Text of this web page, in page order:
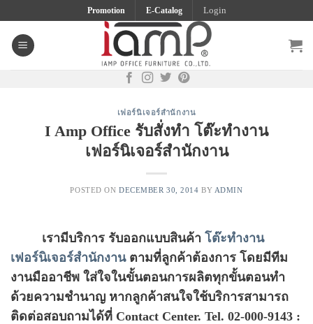
content
Promotion E-Catalog Login
เฟอร์นิเจอร์สำนักงาน
I Amp Office รับสั่งทำ โต๊ะทำงาน
เฟอร์นิเจอร์สำนักงาน
POSTED ON DECEMBER 30, 2014 BY ADMIN
เรามีบริการ รับออกแบบสินค้า โต๊ะทำงาน
เฟอร์นิเจอร์สำนักงานตามที่ลูกค้าต้องการ โดยมีทีม
งานมืออาชีพ ใส่ใจในขั้นตอนการผลิตทุกขั้นตอนทำ
ด้วยความชำนาญ หากลูกค้าสนใจใช้บริการสามารถ
ติดต่อสอบถามได้ที่ Contact Center. Tel. 02-000-9143 :